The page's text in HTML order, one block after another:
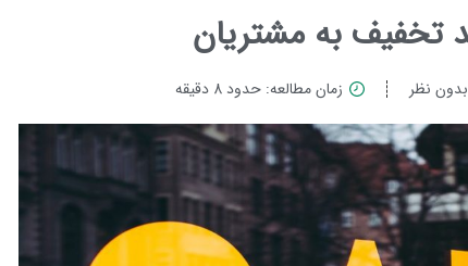
بدون نظر زمان مطالعه: حدود 8 دقیقه